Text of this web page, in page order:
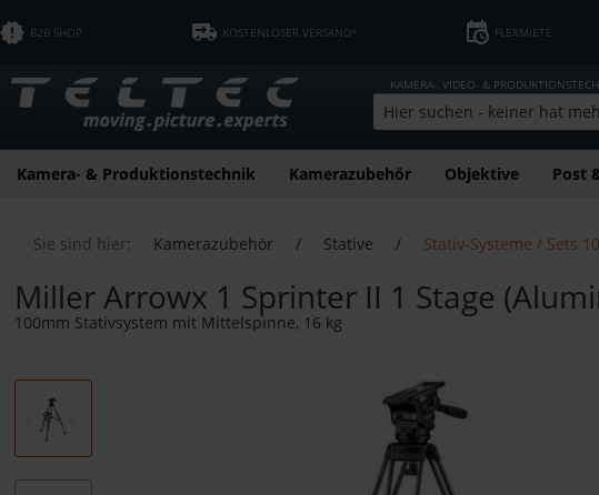
B2B SHOP KOSTENLOSER VERSAND* FLEXMIETE
KAMERA-, VIDEO- &
Kamera- & Produktionstechnik Kamerazubehör Objektive Post
Sie sind hier: Kamerazubehör / Stative / Stativ-Systeme / Sets
Miller Arrowx 1 Sprinter II 1 Stage
100mm Stativsystem mit Mittelspinne, 16 kg